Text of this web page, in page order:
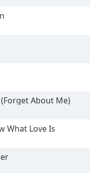
About Me)
What Love Is